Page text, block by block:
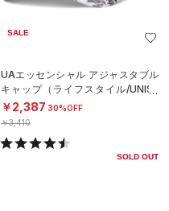
SALE
UAエッセンシャル アジャスタブル
キャップ（ライフスタイル/UNISE
X）
￥2,387 30%OFF
￥3,410
SOLD OUT